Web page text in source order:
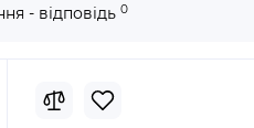
- відповідь 0